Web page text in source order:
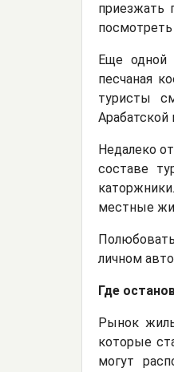
приезжать
посмотреть
Еще одной
песчаная
туристы
Арабатской
Недалеко
составе
местные
личном
Где
Рынок
которые
могут